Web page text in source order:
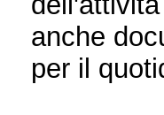
anche
per il